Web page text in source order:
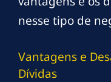
nesse tipo de
Vantagens e
Dívidas